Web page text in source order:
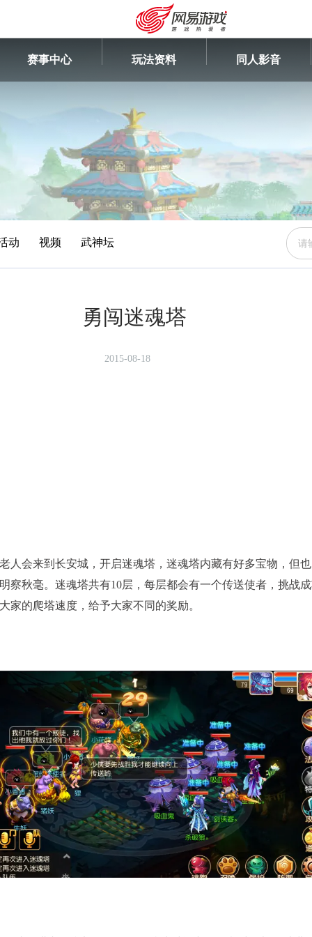
安卓充值 客服中心
赛事中心 玩法资料 同人影音
动 视频 武神坛
勇闯迷魂塔
2015-08-18
来到长安城，开启迷魂塔，迷魂塔内藏有好多宝物，但也
察秋毫。迷魂塔共有10层，每层都会有一个传送使者，挑战
家的爬塔速度，给予大家不同的奖励。